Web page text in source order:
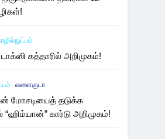
கத்தாரில் அறிமுகம்!
வளைகுடா
மோசடியைத் தடுக்க
“ஹிம்யான்” கார்டு அறிமுகம்!